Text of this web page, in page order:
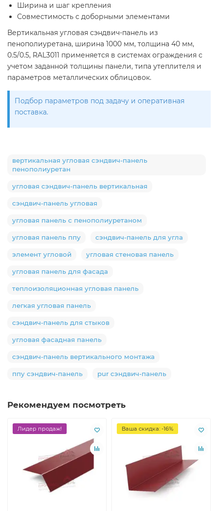
Ширина и шаг крепления
Совместимость с доборными элементами
Вертикальная угловая сэндвич-панель из
пенополиуретана, ширина 1000 мм, толщина 40 мм,
0.5/0.5, RAL3011 применяется в системах ограждения с
учетом заданной толщины панели, типа утеплителя и
параметров металлических облицовок.
Подбор параметров под задачу и оперативная
поставка.
вертикальная угловая сэндвич-панель
пенополиуретан
угловая сэндвич-панель вертикальная
сэндвич-панель угловая
угловая панель с пенополиуретаном
угловая панель ппу сэндвич-панель для угла
элемент угловой угловая стеновая панель
угловая панель для фасада
теплоизоляционная угловая панель
легкая угловая панель
сэндвич-панель для стыков
угловая фасадная панель
сэндвич-панель вертикального монтажа
ппу сэндвич-панель pur сэндвич-панель
Рекомендуем посмотреть
Лидер продаж! Ваша скидка: -16%